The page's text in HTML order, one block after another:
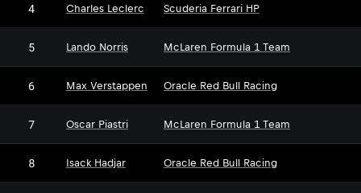
4 Charles Leclerc Scuderia Ferrari HP
5 Lando Norris McLaren Formula 1 Team
6 Max Verstappen Oracle Red Bull Racing
7 Oscar Piastri McLaren Formula 1 Team
8 Isack Hadjar Oracle Red Bull Racing